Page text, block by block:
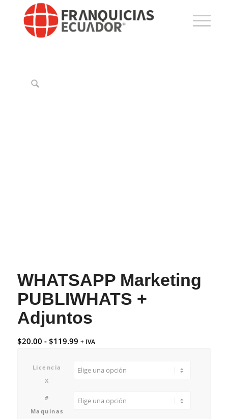
WHATSAPP Marketing
PUBLIWHATS +
Adjuntos
$20.00 - $119.99 + IVA
Licencia
X
#
Maquinas